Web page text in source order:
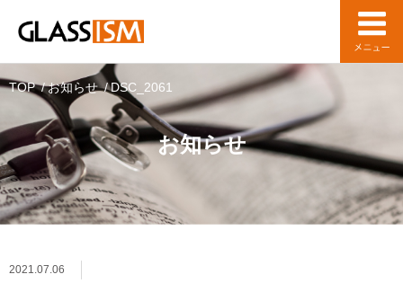
お知らせ
TOP お知らせ DSC_2061
2021.07.06